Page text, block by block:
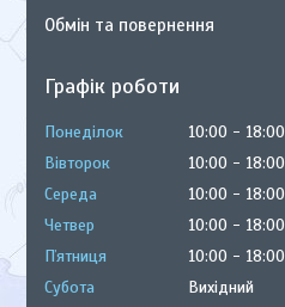
Обмін та повернення
Графік роботи
Понеділок 10:00
18:00
Вівторок
10:00
18:00
Середа
10:00
18:00
Четвер
10:00
18:00
Пʼятниця
10:00
18:00
Субота
Вихідний